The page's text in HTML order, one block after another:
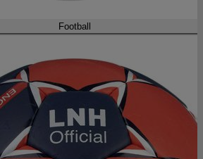
Football